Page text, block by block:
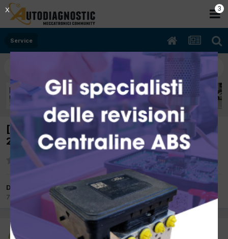
Service
[BMW Serie 3 E46 01/2002 3246cc 306s1
252Kw Benzina] Convesione
Da MicheleP
7 Giugno 2025inService
MicheleP
3
X